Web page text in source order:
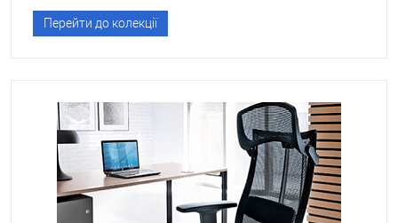
Перейти до колекції